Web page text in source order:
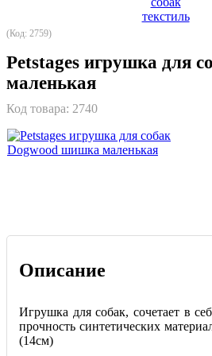
(Код: 2759)
Petstages игрушка для
маленькая
Код товара: 2740
Описание
Игрушка для собак, сочетает в
прочность синтетических
(14см)